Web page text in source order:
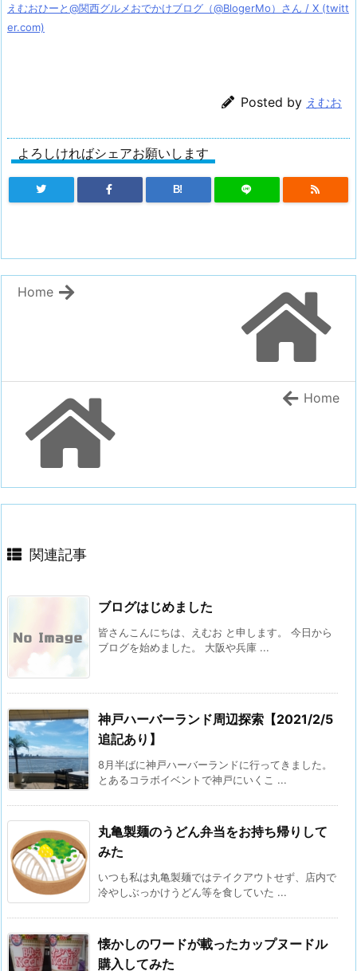
えむおひーと@関西グルメおでかけブログ（@BlogerMo）さん / X (twitt
er.com)
Posted by えむお
よろしければシェアお願いします
B!
Home
Home
関連記事
ブログはじめました
皆さんこんにちは、えむお と申します。 今日から
ブログを始めました。 大阪や兵庫 ...
神戸ハーバーランド周辺探索【2021/2/5
追記あり】
8月半ばに神戸ハーバーランドに行ってきました。
とあるコラボイベントで神戸にいくこ ...
丸亀製麺のうどん弁当をお持ち帰りして
みた
いつも私は丸亀製麺ではテイクアウトせず、店内で
冷やしぶっかけうどん等を食していた ...
懐かしのワードが載ったカップヌードル
購入してみた